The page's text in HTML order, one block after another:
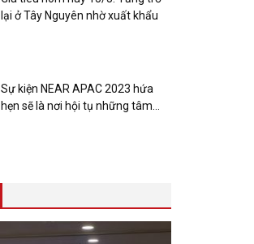
lại ở Tây Nguyên nhờ xuất khẩu
Sự kiện NEAR APAC 2023 hứa
hẹn sẽ là nơi hội tụ những tâm